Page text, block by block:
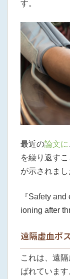
す。
最近の論文に
を繰り返す
が示されまし
『Safety
ioning after
遠隔虚血ポ
これは、遠
ばれています